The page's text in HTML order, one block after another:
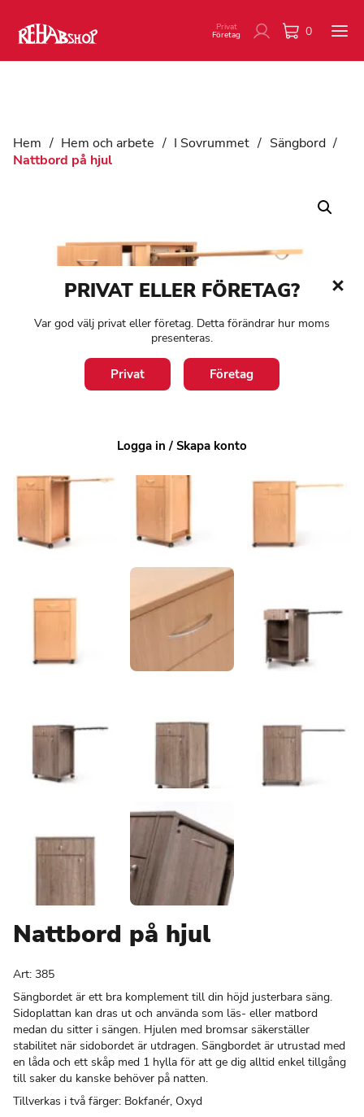
0
Privat
Företag
Hem / Hem och arbete / I Sovrummet / Sängbord /
Nattbord på hjul
Nattbord på hjul
Art: 385
Sängbordet är ett bra komplement till din höjd justerbara säng.
Sidoplattan kan dras ut och använda som läs- eller matbord
medan du sitter i sängen. Hjulen med bromsar säkerställer
stabilitet när sidobordet är utdragen. Sängbordet är utrustad med
en låda och ett skåp med 1 hylla för att ge dig alltid enkel tillgång
till saker du kanske behöver på natten.
Tillverkas i två färger: Bokfanér, Oxyd
PRIVAT ELLER FÖRETAG?
Var god välj privat eller företag. Detta förändrar hur moms
presenteras.
Privat Företag
Logga in / Skapa konto